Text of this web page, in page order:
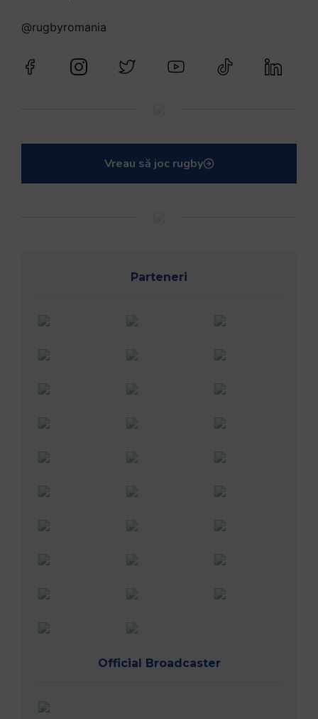
@rugbyromania
Vreau să joc rugby
Parteneri
Official Broadcaster